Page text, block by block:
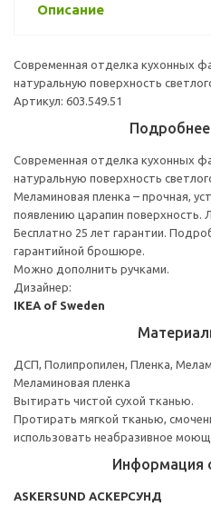
Описание
Современная отделка кухонных
натуральную поверхность
Артикул: 603.549.51
Современная отделка кухонных
натуральную поверхность
Меламиновая пленка – прочная,
появлению царапин поверхность.
Бесплатно 25 лет гарантии.
гарантийной брошюре.
Можно дополнить ручками.
Дизайнер:
IKEA of Sweden
ДСП, Полипропилен, Пленка,
Меламиновая пленка
Вытирать чистой сухой тканью.
Протирать мягкой тканью,
использовать неабразивное
Информация
ASKERSUND АСКЕРСУНД